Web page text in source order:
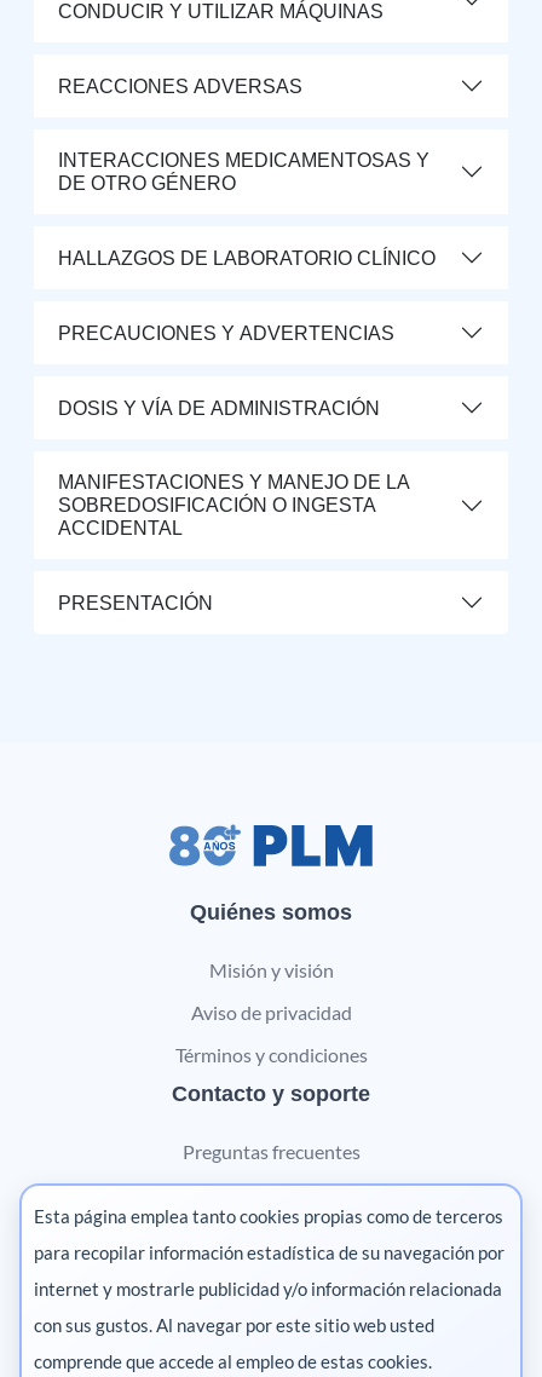
CONDUCIR Y UTILIZAR MÁQUINAS
REACCIONES ADVERSAS
INTERACCIONES MEDICAMENTOSAS Y
DE OTRO GÉNERO
HALLAZGOS DE LABORATORIO CLÍNICO
PRECAUCIONES Y ADVERTENCIAS
DOSIS Y VÍA DE ADMINISTRACIÓN
MANIFESTACIONES Y MANEJO DE LA
SOBREDOSIFICACIÓN O INGESTA
ACCIDENTAL
PRESENTACIÓN
Quiénes somos
Misión y visión
Aviso de privacidad
Términos y condiciones
Contacto y soporte
Preguntas frecuentes
Contáctanos
Marketing digital
Pharma
Esta página emplea tanto cookies propias como de terceros
para recopilar información estadística de su navegación por
internet y mostrarle publicidad y/o información relacionada
con sus gustos. Al navegar por este sitio web usted
comprende que accede al empleo de estas cookies.